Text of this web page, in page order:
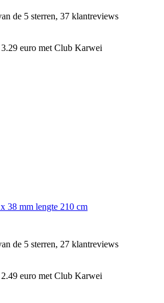
de 5 sterren, 37 klantreviews
euro met Club Karwei
38 mm lengte 210 cm
de 5 sterren, 27 klantreviews
euro met Club Karwei